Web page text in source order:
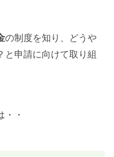
の制度を知り、どうや
と申請に向けて取り組
・・